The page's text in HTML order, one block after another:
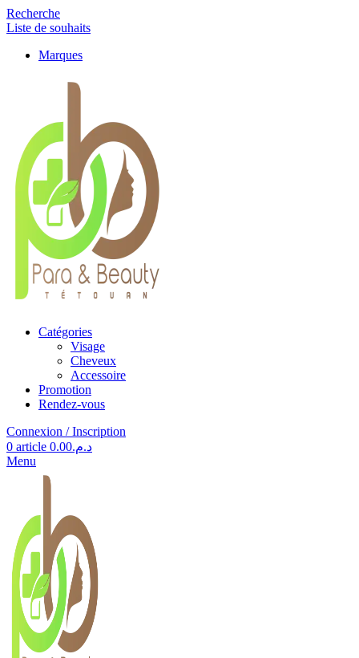
Recherche
Liste de souhaits
Marques
Catégories
Visage
Cheveux
Accessoire
Promotion
Rendez-vous
Connexion / Inscription
0 article د.م.0.00
Menu